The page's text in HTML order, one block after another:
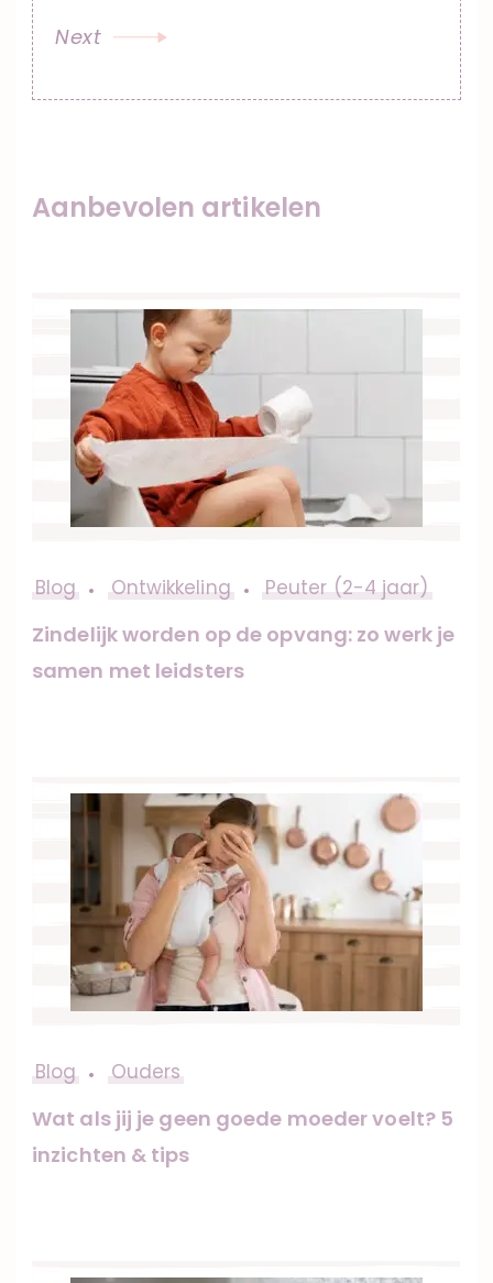
Next
Aanbevolen artikelen
Blog Ontwikkeling Peuter (2-4 jaar)
Zindelijk worden op de opvang: zo werk je
samen met leidsters
Blog Ouders
Wat als jij je geen goede moeder voelt? 5
inzichten & tips